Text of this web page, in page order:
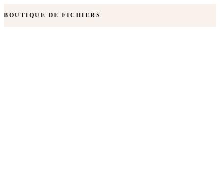
BOUTIQUE DE FICHIERS